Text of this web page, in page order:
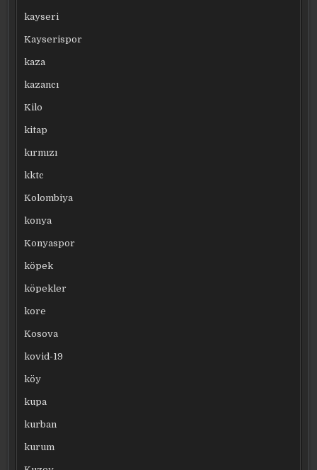
kayseri
Kayserispor
kaza
kazancı
Kilo
kitap
kırmızı
kktc
Kolombiya
konya
Konyaspor
köpek
köpekler
kore
Kosova
kovid-19
köy
kupa
kurban
kurum